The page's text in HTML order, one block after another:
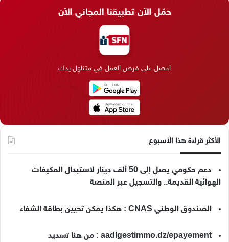
د
ن
ق
ر
ا
م
حمّل الآن تطبيقنا المجاني الآن
احصل على فرص العمل في متناول يدك
الأكثر قراءة هذا الأسبوع
دعم حكومي يصل إلى 50 ألف دينار لاستبدال المكيفات
الهوائية القديمة.. والتسجيل عبر المنصة
الصندوق الوطني CNAS : هكذا يمكن تحيين بطاقة الشفاء
aadlgestimmo.dz/epayement : من هنا تسديد